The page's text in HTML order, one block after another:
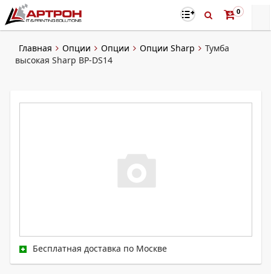
0
Главная Опции Опции Опции Sharp
Тумба
высокая Sharp BP-DS14
Бесплатная доставка по Москве